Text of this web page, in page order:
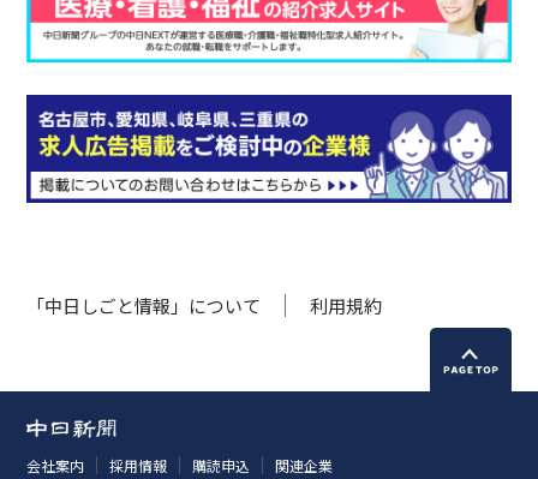
「中日しごと情報」について 利用規約
会社案内 採用情報 購読申込 関連企業